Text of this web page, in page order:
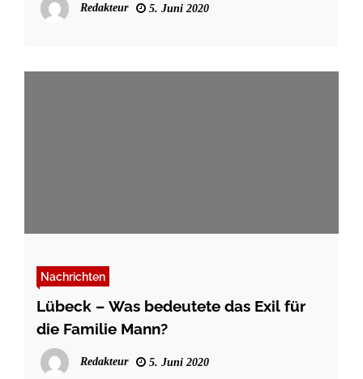
Redakteur 5. Juni 2020
Nachrichten
Lübeck – Was bedeutete das Exil für
die Familie Mann?
Redakteur 5. Juni 2020